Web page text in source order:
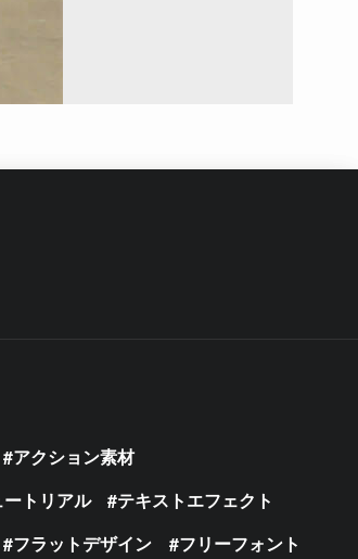
アクション素材
トリアル
テキストエフェクト
フラットデザイン フリーフォント